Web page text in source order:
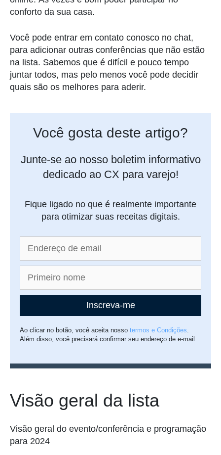
conforto da sua casa.
Você pode entrar em contato conosco no chat,
para adicionar outras conferências que não estão
na lista. Sabemos que é difícil e pouco tempo
juntar todos, mas pelo menos você pode decidir
quais são os melhores para aderir.
Você gosta deste artigo?
Junte-se ao nosso boletim informativo
dedicado ao CX para varejo!
Fique ligado no que é realmente importante
para otimizar suas receitas digitais.
Inscreva-me
Ao clicar no botão, você aceita nossotermos e Condições.
Além disso, você precisará confirmar seu endereço de e-mail.
Visão geral da lista
Visão geral do evento/conferência e programação
para 2024